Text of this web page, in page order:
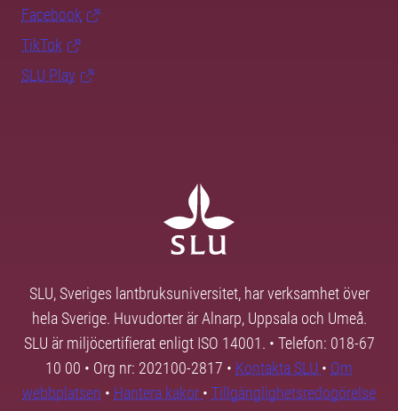
Facebook
TikTok
SLU Play
SLU, Sveriges lantbruksuniversitet, har verksamhet över
hela Sverige. Huvudorter är Alnarp, Uppsala och Umeå.
SLU är miljöcertifierat enligt ISO 14001. • Telefon: 018-67
10 00 • Org nr: 202100-2817 • Kontakta SLU • Om
webbplatsen • Hantera kakor • Tillgänglighetsredogörelse